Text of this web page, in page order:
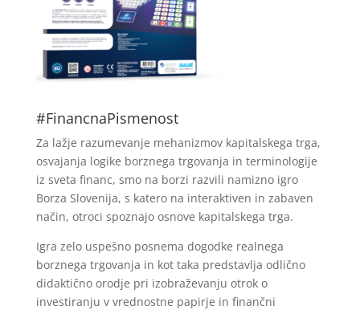
#FinancnaPismenost
Za lažje razumevanje mehanizmov kapitalskega trga,
osvajanja logike borznega trgovanja in terminologije
iz sveta financ, smo na borzi razvili namizno igro
Borza Slovenija, s katero na interaktiven in zabaven
način, otroci spoznajo osnove kapitalskega trga.
Igra zelo uspešno posnema dogodke realnega
borznega trgovanja in kot taka predstavlja odlično
didaktično orodje pri izobraževanju otrok o
investiranju v vrednostne papirje in finančni